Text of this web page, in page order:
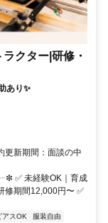
クター|研修・
あり✨
更新期間：面談の中
✅ 未経験OK｜育成
修期間12,000円〜 ✅
アスOK
服装自由